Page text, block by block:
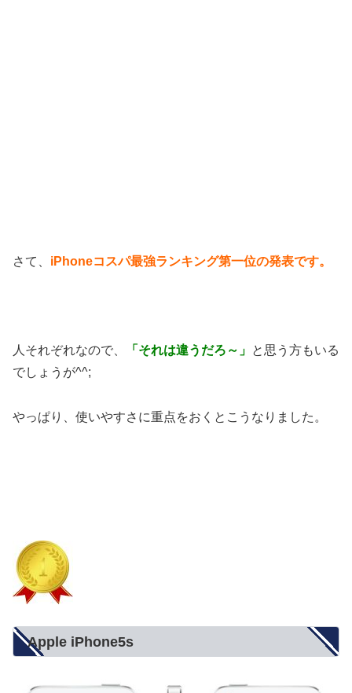
さて、 iPhoneコスパ最強ランキング第一位の発表です。
人それぞれなので、 「それは違うだろ～」 と思う方もいる
でしょうが^^;
やっぱり、使いやすさに重点をおくとこうなりました。
Apple iPhone5s